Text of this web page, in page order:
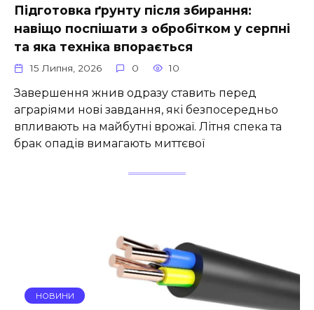
Підготовка ґрунту після збирання:
навіщо поспішати з обробітком у серпні
та яка техніка впорається
15 Липня, 2026 0 10
Завершення жнив одразу ставить перед
аграріями нові завдання, які безпосередньо
впливають на майбутні врожаї. Літня спека та
брак опадів вимагають миттєвої
НОВИНИ